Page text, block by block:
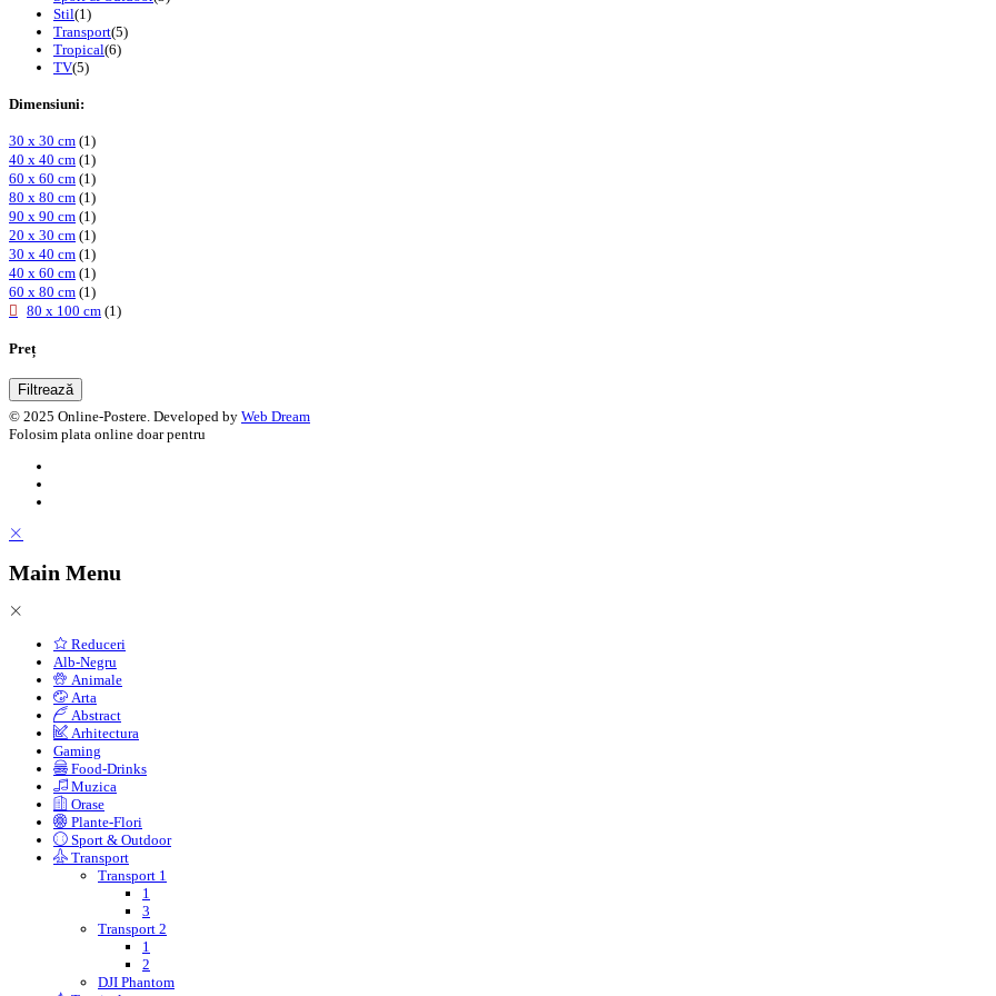
Stil(1)
Transport(5)
Tropical(6)
TV(5)
Dimensiuni:
30 x 30 cm (1)
40 x 40 cm (1)
60 x 60 cm (1)
80 x 80 cm (1)
90 x 90 cm (1)
20 x 30 cm (1)
30 x 40 cm (1)
40 x 60 cm (1)
60 x 80 cm (1)
80 x 100 cm (1)
Preț
Filtrează
© 2025 Online-Postere. Developed by Web Dream
Folosim plata online doar pentru
Main Menu
Reduceri
Alb-Negru
Animale
Arta
Abstract
Arhitectura
Gaming
Food-Drinks
Muzica
Orase
Plante-Flori
Sport & Outdoor
Transport
Transport 1
1
3
Transport 2
1
2
DJI Phantom